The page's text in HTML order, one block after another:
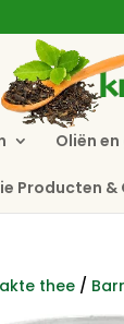
Oliën
Producten &
thee/